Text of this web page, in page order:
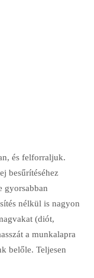
és felforraljuk.
besűrítéséhez
gyorsabban
nélkül is nagyon
(diót,
a munkalapra
belőle. Teljesen